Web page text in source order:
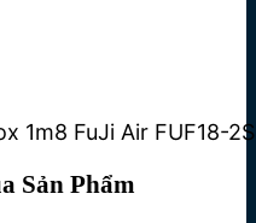
1m8 FuJi Air FUF18-2S
Sản Phẩm